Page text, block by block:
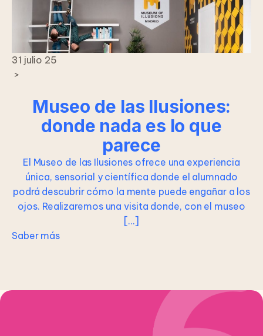
31 julio 25
>
Museo de las Ilusiones:
donde nada es lo que
parece
El Museo de las Ilusiones ofrece una experiencia
única, sensorial y científica donde el alumnado
podrá descubrir cómo la mente puede engañar a los
ojos. Realizaremos una visita donde, con el museo
[…]
Saber más